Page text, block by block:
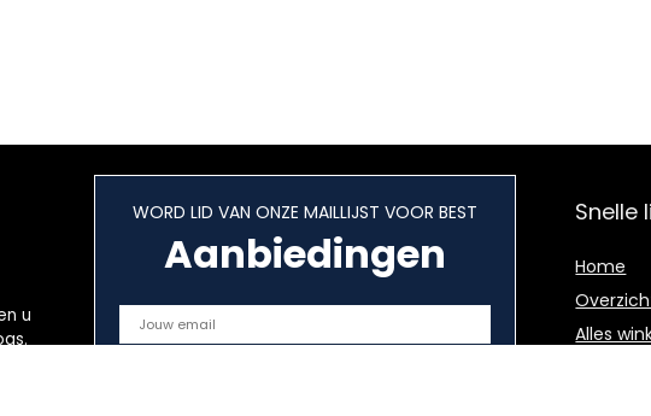
u
WORD LID VAN ONZE MAILLIJST VOOR BEST
Aanbiedingen
Snelle
Home
Alles